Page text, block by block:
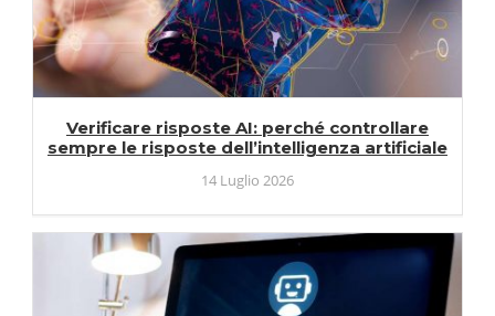
Verificare risposte AI: perché controllare
sempre le risposte dell’intelligenza artificiale
14 Luglio 2026